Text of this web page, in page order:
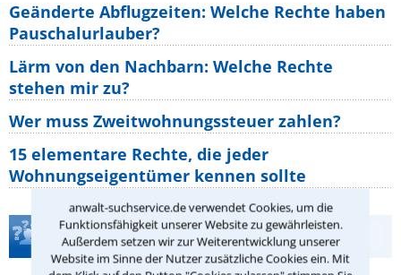
anwalt-suchservice.de verwendet Cookies, um die
Funktionsfähigkeit unserer Website zu gewährleisten.
Außerdem setzen wir zur Weiterentwicklung unserer
Website im Sinne der Nutzer zusätzliche Cookies ein. Mit
Geänderte Abflugzeiten: Welche Rechte haben
Pauschalurlauber?
Lärm von den Nachbarn: Welche Rechte
stehen mir zu?
Wer muss Zweitwohnungssteuer zahlen?
15 elementare Rechte, die jeder
Wohnungseigentümer kennen sollte
Teste Dein Rechtswissen